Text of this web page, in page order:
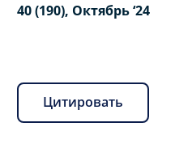
40 (190), Октябрь ‘24
Цитировать